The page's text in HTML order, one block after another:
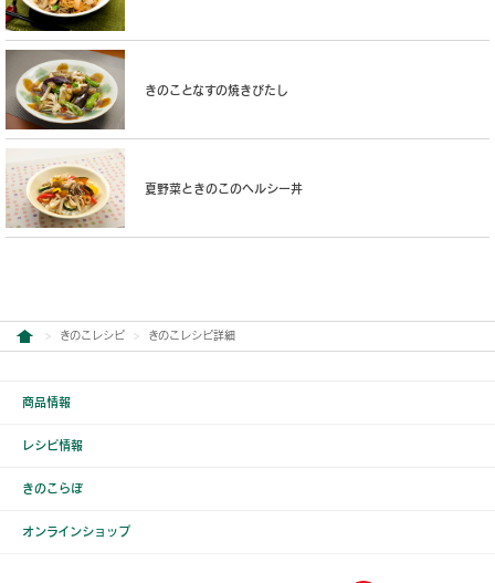
きのことなすの焼きびたし
夏野菜ときのこのヘルシー丼
きのこレシピ きのこレシピ詳細
商品情報
レシピ情報
きのこらぼ
オンラインショップ